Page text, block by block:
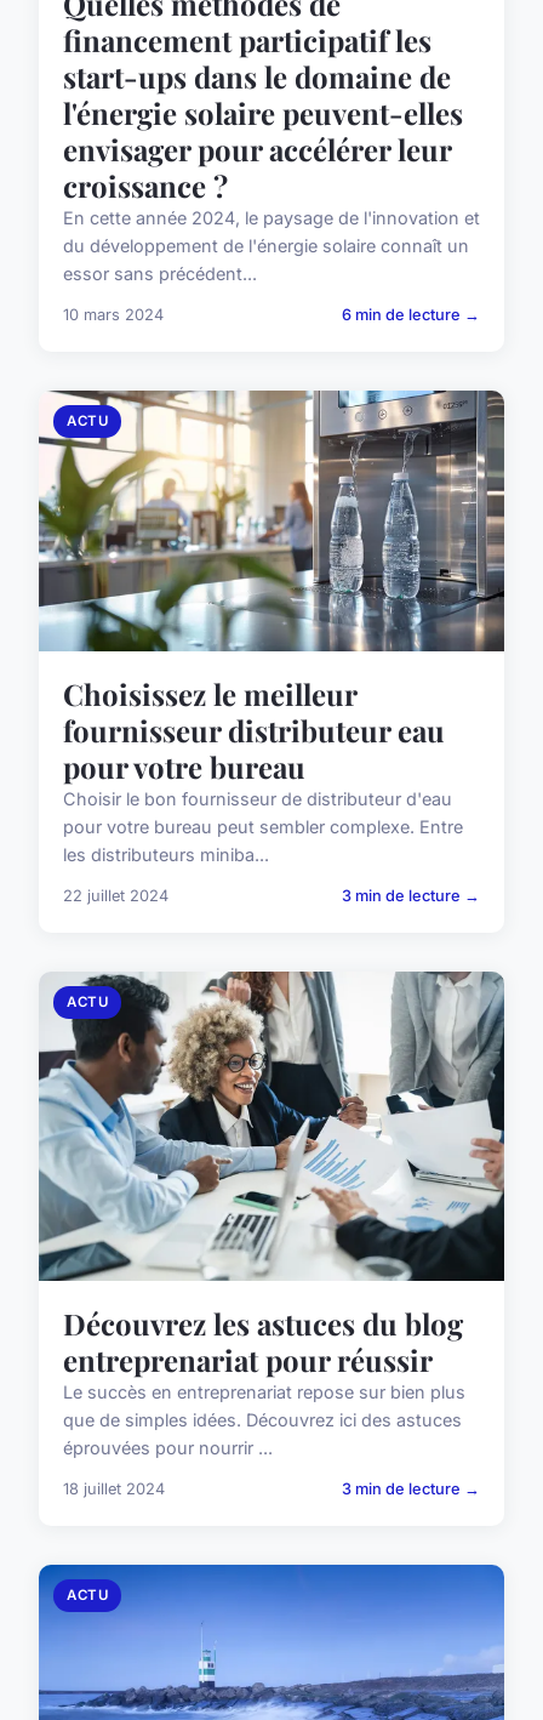
financement participatif les
start-ups dans le domaine de
l'énergie solaire peuvent-elles
envisager pour accélérer leur
croissance ?
En cette année 2024, le paysage de l'innovation et
du développement de l'énergie solaire connaît un
essor sans précédent...
10 mars 2024 6 min de lecture →
ACTU
Choisissez le meilleur
fournisseur distributeur eau
pour votre bureau
Choisir le bon fournisseur de distributeur d'eau
pour votre bureau peut sembler complexe. Entre
les distributeurs miniba...
22 juillet 2024 3 min de lecture →
ACTU
Découvrez les astuces du blog
entreprenariat pour réussir
Le succès en entreprenariat repose sur bien plus
que de simples idées. Découvrez ici des astuces
éprouvées pour nourrir ...
18 juillet 2024 3 min de lecture →
ACTU